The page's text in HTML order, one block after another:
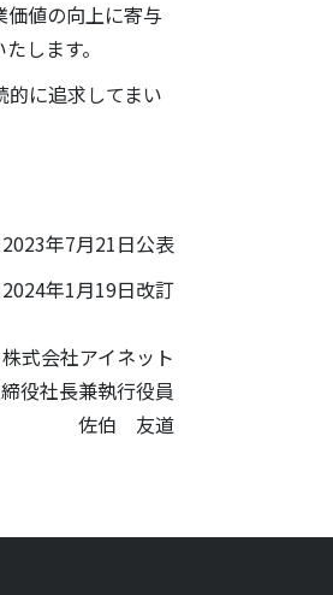
価値の向上に寄与
します。
に追求してまい
2023年7月21日公表
2024年1月19日改訂
株式会社アイネット
役社長兼執行役員
佐伯 友道